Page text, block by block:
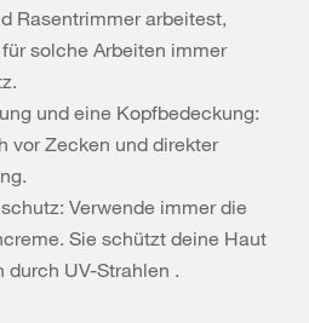
Rasentrimmer arbeitest,
solche Arbeiten immer
und eine Kopfbedeckung:
vor Zecken und direkter
Verwende immer die
Sie schützt deine Haut
durch UV-Strahlen .